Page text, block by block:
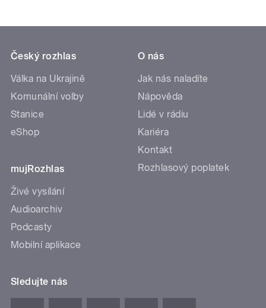
Český rozhlas
Válka na Ukrajině
Komunální volby
Stanice
eShop
mujRozhlas
Živé vysílání
Audioarchiv
Podcasty
Mobilní aplikace
O nás
Jak nás naladíte
Nápověda
Lidé v rádiu
Kariéra
Kontakt
Rozhlasový poplatek
Sledujte nás